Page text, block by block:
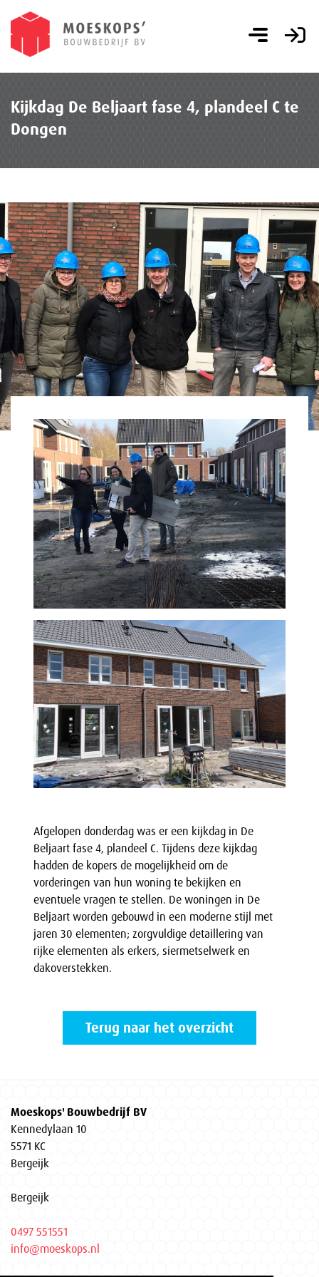
Kijkdag De Beljaart fase 4, plandeel C te
Dongen
Afgelopen donderdag was er een kijkdag in De
Beljaart fase 4, plandeel C. Tijdens deze kijkdag
hadden de kopers de mogelijkheid om de
vorderingen van hun woning te bekijken en
eventuele vragen te stellen. De woningen in De
Beljaart worden gebouwd in een moderne stijl met
jaren 30 elementen; zorgvuldige detaillering van
rijke elementen als erkers, siermetselwerk en
dakoverstekken.
Terug naar het overzicht
Moeskops' Bouwbedrijf BV
Kennedylaan 10
5571 KC
Bergeijk
Bergeijk
0497 551551
info@moeskops.nl